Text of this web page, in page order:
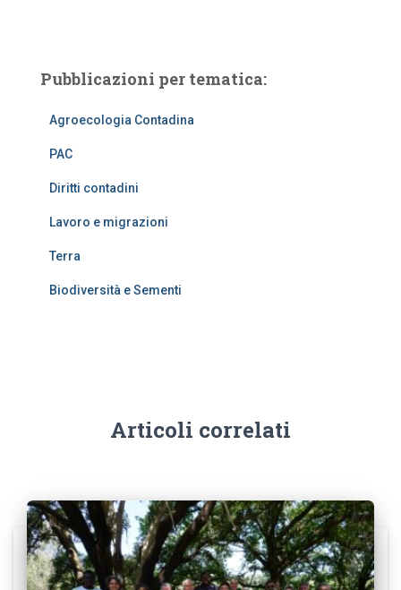
Pubblicazioni per tematica:
Agroecologia Contadina
PAC
Diritti contadini
Lavoro e migrazioni
Terra
Biodiversità e Sementi
Articoli correlati